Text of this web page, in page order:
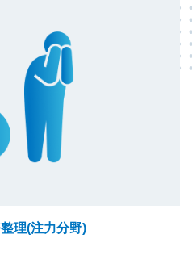
理(注力分野)